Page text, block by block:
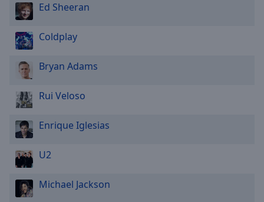
Ed Sheeran
Coldplay
Bryan Adams
Rui Veloso
Enrique Iglesias
U2
Michael Jackson